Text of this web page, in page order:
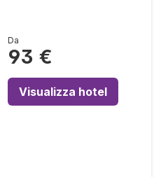
Da
93 €
Visualizza hotel